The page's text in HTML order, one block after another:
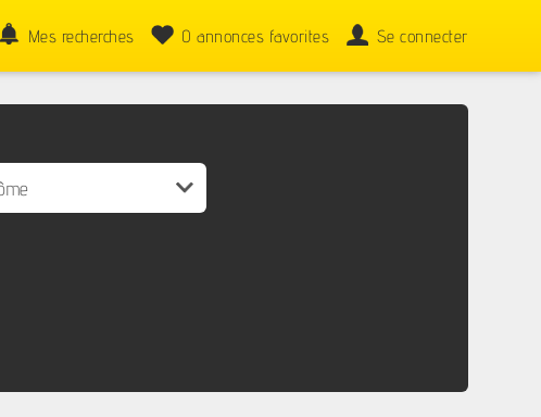
Mes recherches 0 annonces favorites Se connecter